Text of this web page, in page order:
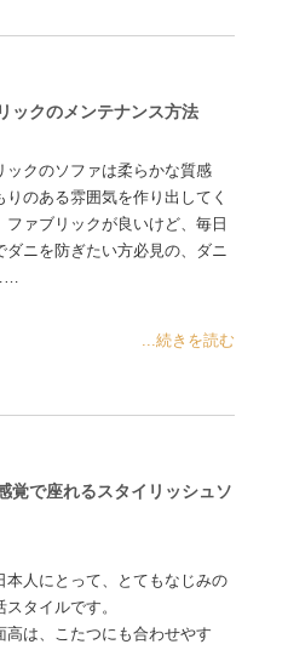
ックのメンテナンス方法
ックのソファは柔らかな質感
りのある雰囲気を作り出してく
ファブリックが良いけど、毎日
ダニを防ぎたい方必見の、ダニ
...続きを読む
覚で座れるスタイリッシュソ
本人にとって、とてもなじみの
スタイルです。
高は、こたつにも合わせやす